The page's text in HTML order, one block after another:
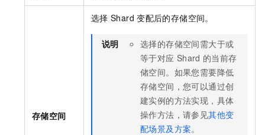
存储空间
选择 Shard 变配后的存储空间。
说明
选择的存储空间需大于或
等于对应 Shard 的当前存
储空间。如果您需要降低
存储空间，您可以通过创
建实例的方法实现，具体
操作方法，请参见其他变
配场景及方案。